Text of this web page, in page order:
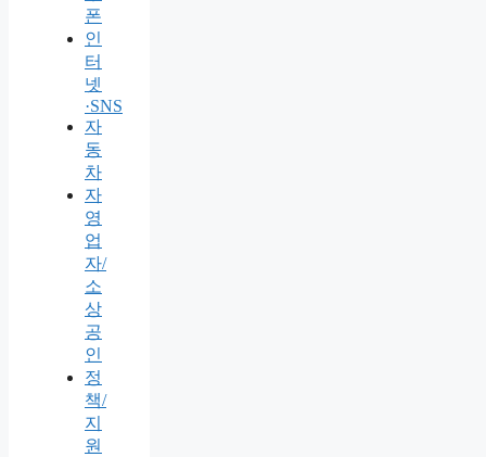
폰
인
터
넷
·SNS
자
동
차
자
영
업
자/
소
상
공
인
정
책/
지
원